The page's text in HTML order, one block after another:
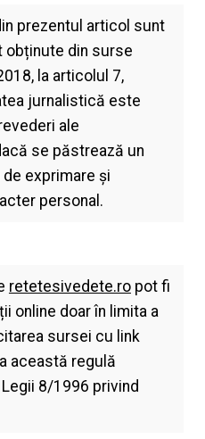
prezentul articol sunt
obținute din surse
la articolul 7,
jurnalistică este
ale
se păstrează un
exprimare şi
personal.
retetesivedete.ropot fi
online doar în limita a
sursei cu link
această regulă
8/1996 privind